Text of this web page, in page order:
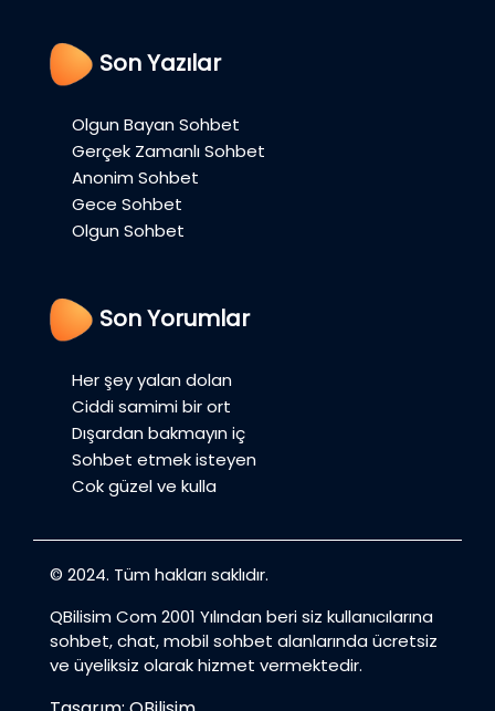
Son Yazılar
Olgun Bayan Sohbet
Gerçek Zamanlı Sohbet
Anonim Sohbet
Gece Sohbet
Olgun Sohbet
Son Yorumlar
Her şey yalan dolan
Ciddi samimi bir ort
Dışardan bakmayın iç
Sohbet etmek isteyen
Cok güzel ve kulla
© 2024. Tüm hakları saklıdır.
QBilisim Com 2001 Yılından beri siz kullanıcılarına
sohbet, chat, mobil sohbet alanlarında ücretsiz
ve üyeliksiz olarak hizmet vermektedir.